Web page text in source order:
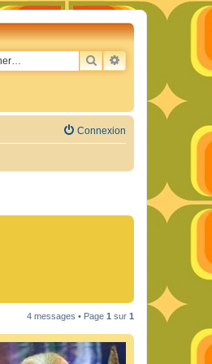
RECHERCHER
RECHERCHE
Connexion
4 messages • Page 1 sur 1